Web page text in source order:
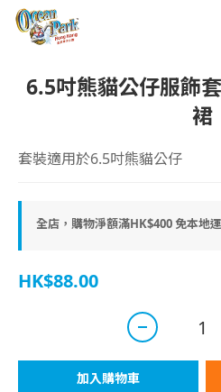
6.5吋熊貓公仔服飾
裙
套裝適用於6.5吋熊貓公仔
全店，購物淨額滿HK$400 免本地
HK$88.00
加入購物車